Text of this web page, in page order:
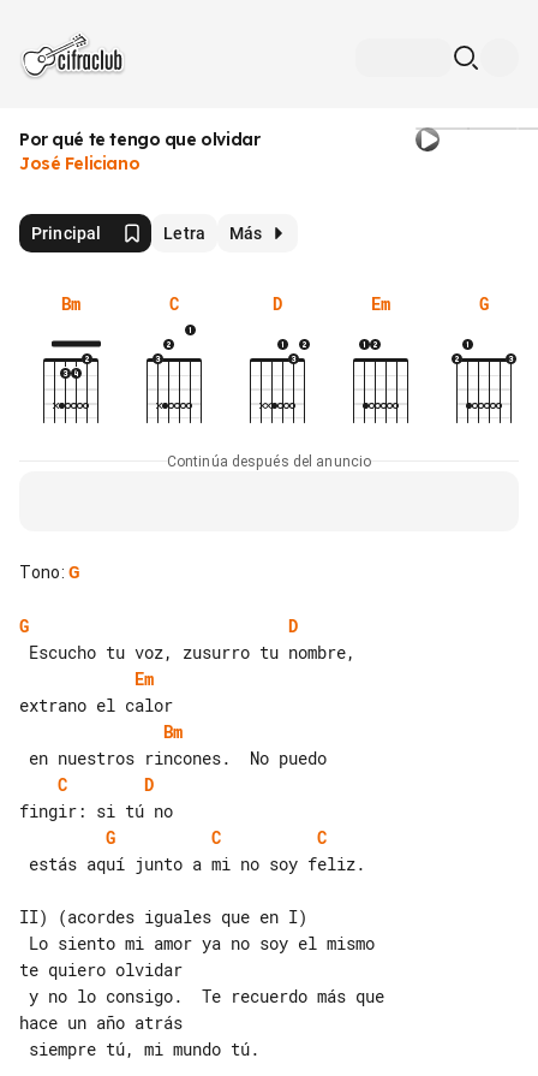
Por qué te tengo que olvidar
José Feliciano
Principal Letra Más
Bm C D Em G
Continúa después del anuncio
Tono: G
G
D
Em
Bm
C
D
G
C
C
II) (acordes iguales que en I)
te quiero olvidar